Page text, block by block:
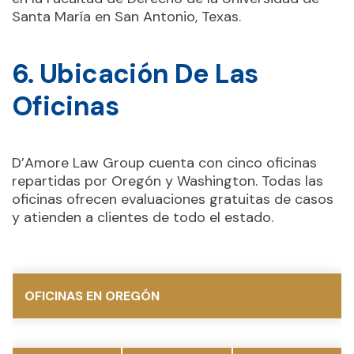
Santa María en San Antonio, Texas.
6. Ubicación De Las
Oficinas
D’Amore Law Group cuenta con cinco oficinas
repartidas por Oregón y Washington. Todas las
oficinas ofrecen evaluaciones gratuitas de casos
y atienden a clientes de todo el estado.
OFICINAS EN OREGÓN